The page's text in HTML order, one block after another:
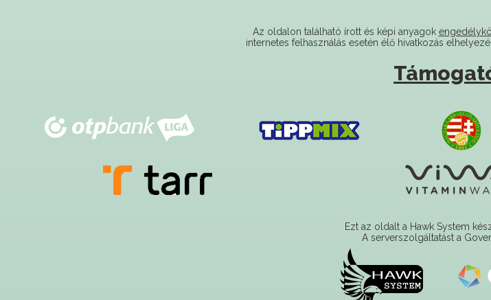
Az oldalon található írott és képi anyagok
internetes felhasználás esetén élő hivatkozás
Ezt az oldalt a Hawk System
A serverszolgáltatást a